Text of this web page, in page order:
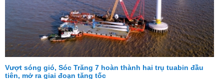
Vượt sóng gió, Sóc Trăng 7 hoàn thành hai trụ tuabin đầu
tiên, mở ra giai đoạn tăng tốc